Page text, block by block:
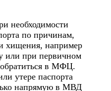
необходимости
по причинам,
хищения, например
или при первичном
в МФЦ.
утере паспорта
напрямую в МВД